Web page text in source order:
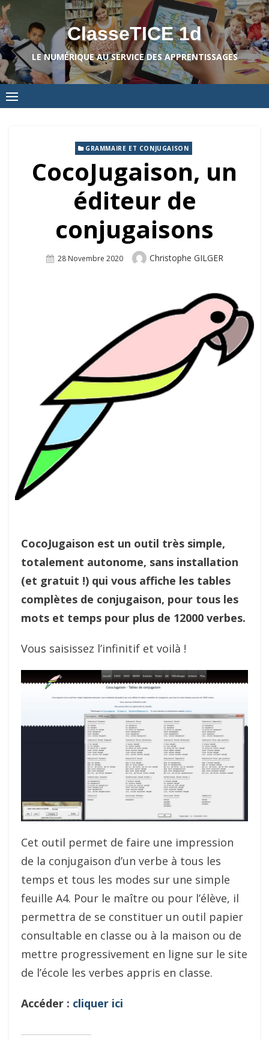
Skip
to
content
ClasseTICE 1d
LE NUMÉRIQUE AU SERVICE DES APPRENTISSAGES
GRAMMAIRE ET CONJUGAISON
CocoJugaison, un
éditeur de
conjugaisons
Posted
28 Novembre 2020 Author
Christophe GILGER
CocoJugaison est un outil très simple,
totalement autonome, sans installation
(et gratuit !) qui vous affiche les tables
complètes de conjugaison, pour tous les
mots et temps pour plus de 12000 verbes.
Vous saisissez l’infinitif et voilà !
Cet outil permet de faire une impression
de la conjugaison d’un verbe à tous les
temps et tous les modes sur une simple
feuille A4. Pour le maître ou pour l’élève, il
permettra de se constituer un outil papier
consultable en classe ou à la maison ou de
mettre progressivement en ligne sur le site
de l’école les verbes appris en classe.
Accéder : cliquer ici